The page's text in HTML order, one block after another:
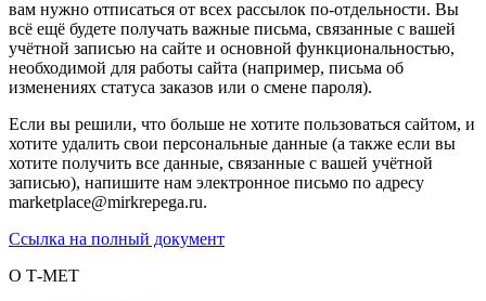
вам нужно отписаться от всех рассылок по-отдельности. Вы
всё ещё будете получать важные письма, связанные с вашей
учётной записью на сайте и основной функциональностью,
необходимой для работы сайта (например, письма об
изменениях статуса заказов или о смене пароля).
Если вы решили, что больше не хотите пользоваться сайтом, и
хотите удалить свои персональные данные (а также если вы
хотите получить все данные, связанные с вашей учётной
записью), напишите нам электронное письмо по адресу
marketplace@mirkrepega.ru.
Ссылка на полный документ
О Т-МЕТ